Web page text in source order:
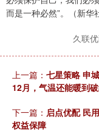
而是一种必然”。（新华
久联
上一篇： 七星策略 申
12月，气温还能暖到
下一篇： 启点优配 民
权益保障